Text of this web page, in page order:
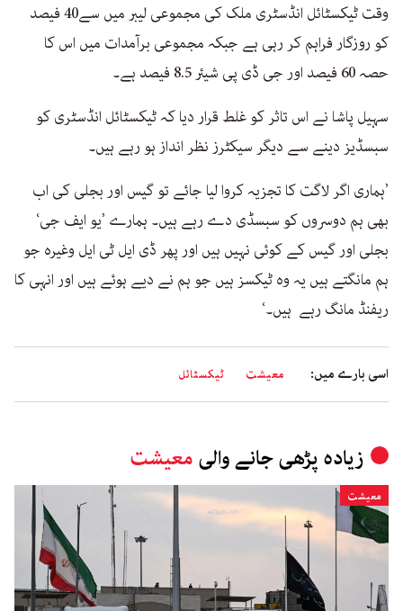
وقت ٹیکسٹائل انڈسٹری ملک کی مجموعی لیبر میں سے40 فیصد
کو روزگار فراہم کر رہی ہے جبکہ مجموعی برآمدات میں اس کا
حصہ 60 فیصد اور جی ڈی پی شیئر 8.5 فیصد ہے۔
سہیل پاشا نے اس تاثر کو غلط قرار دیا کہ ٹیکسٹائل انڈسٹری کو
سبسڈیز دینے سے دیگر سیکٹرز نظر انداز ہو رہے ہیں۔
’ہماری اگر لاگت کا تجزیہ کروا لیا جائے تو گیس اور بجلی کی اب
بھی ہم دوسروں کو سبسڈی دے رہے ہیں۔ ہمارے ’یو ایف جی‘
بجلی اور گیس کے کوئی نہیں ہیں اور پھر ڈی ایل ٹی ایل وغیرہ جو
ہم مانگتے ہیں یہ وہ ٹیکسز ہیں جو ہم نے دیے ہوئے ہیں اور انہی کا
ریفنڈ مانگ رہے ہیں۔‘
اسی بارے میں: معیشت ٹیکسٹائل
زیادہ پڑھی جانے والی معیشت
معیشت